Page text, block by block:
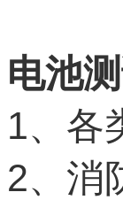
电池
1、各
2、消